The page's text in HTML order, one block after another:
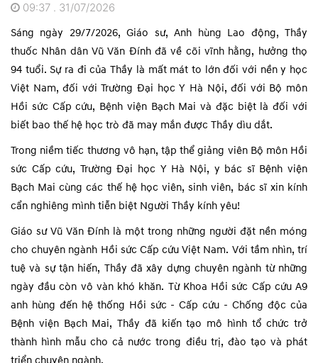
09:37 . 31/07/2026
Sáng ngày 29/7/2026, Giáo sư, Anh hùng Lao động, Thầy
thuốc Nhân dân Vũ Văn Đính đã về cõi vĩnh hằng, hưởng thọ
94 tuổi. Sự ra đi của Thầy là mất mát to lớn đối với nền y học
Việt Nam, đối với Trường Đại học Y Hà Nội, đối với Bộ môn
Hồi sức Cấp cứu, Bệnh viện Bạch Mai và đặc biệt là đối với
biết bao thế hệ học trò đã may mắn được Thầy dìu dắt.
Trong niềm tiếc thương vô hạn, tập thể giảng viên Bộ môn Hồi
sức Cấp cứu, Trường Đại học Y Hà Nội, y bác sĩ Bệnh viện
Bạch Mai cùng các thế hệ học viên, sinh viên, bác sĩ xin kính
cẩn nghiêng mình tiễn biệt Người Thầy kính yêu!
Giáo sư Vũ Văn Đính là một trong những người đặt nền móng
cho chuyên ngành Hồi sức Cấp cứu Việt Nam. Với tầm nhìn, trí
tuệ và sự tận hiến, Thầy đã xây dựng chuyên ngành từ những
ngày đầu còn vô vàn khó khăn. Từ Khoa Hồi sức Cấp cứu A9
anh hùng đến hệ thống Hồi sức - Cấp cứu - Chống độc của
Bệnh viện Bạch Mai, Thầy đã kiến tạo mô hình tổ chức trở
thành hình mẫu cho cả nước trong điều trị, đào tạo và phát